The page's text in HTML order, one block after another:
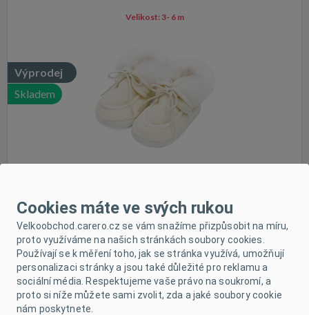
Výprodej
Skladem
Velikost: 3- 6 m
Kojenecké zimní semiškové capáčky New Baby 0-3 m
béžové
Velikost:116/122
Cookies máte ve svých rukou
Velkoobchod.carero.cz se vám snažíme přizpůsobit na míru,
proto využíváme na našich stránkách soubory cookies.
Používají se k měření toho, jak se stránka využívá, umožňují
personalizaci stránky a jsou také důležité pro reklamu a
sociální média. Respektujeme vaše právo na soukromí, a
proto si níže můžete sami zvolit, zda a jaké soubory cookie
nám poskytnete.